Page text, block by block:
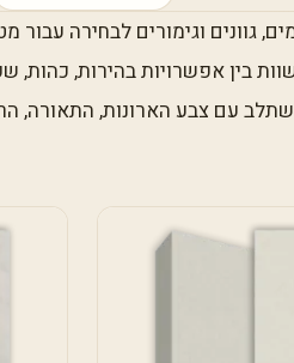
גוונים וגימורים לבחירה עבור
בין אפשרויות בהירות,
עם צבע הארונות, התאורה,